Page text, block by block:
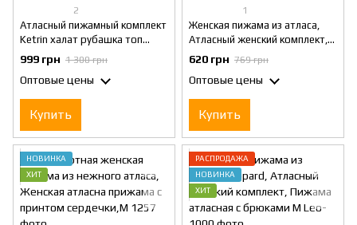
2
Атласный пижамный комплект
Ketrin халат рубашка топ
шортики, Черный, S
999 грн 1 300 грн
Оптовые цены
Купить
1
Женская пижама из атласа,
Атласный женский комплект,
Пижама атласная со штанами
620 грн 769 грн
Оптовые цены
Купить
НОВИНКА
ХИТ
РАСПРОДАЖА
НОВИНКА
ХИТ